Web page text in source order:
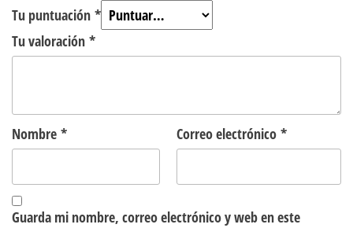
Tu puntuación *
Tu valoración *
Nombre * Correo electrónico *
Guarda mi nombre, correo electrónico y web en este